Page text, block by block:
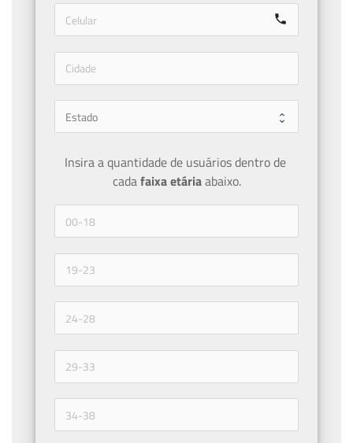
call
Insira a quantidade de usuários dentro de
cada faixa etária abaixo.